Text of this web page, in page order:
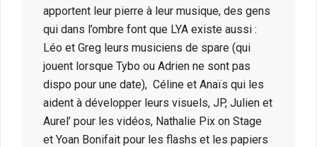
apportent leur pierre à leur musique, des gens
qui dans l’ombre font que LYA existe aussi :
Léo et Greg leurs musiciens de spare (qui
jouent lorsque Tybo ou Adrien ne sont pas
dispo pour une date), Céline et Anaïs qui les
aident à développer leurs visuels, JP, Julien et
Aurel’ pour les vidéos, Nathalie Pix on Stage
et Yoan Bonifait pour les flashs et les papiers